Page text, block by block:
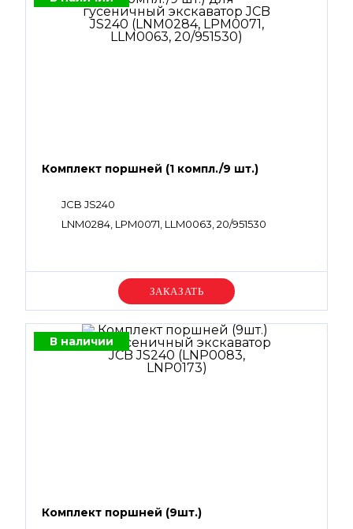
Комплект поршней (1 компл./9 шт.)
JCB JS240
LNM0284, LPM0071, LLM0063, 20/951530
Уточняйте цену
В наличии
Комплект поршней (9шт.)